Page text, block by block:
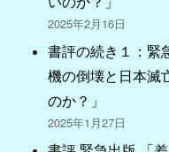
2025年2月16日
書評の続き１：緊
機の倒壊と日本
のか？」
2025年1月27日